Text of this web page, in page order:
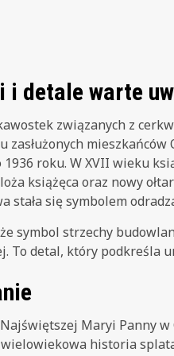
i detale warte
związanych z
zasłużonych
1936 roku. W XVII wieku
książęca oraz nowy
stała się symbolem
symbol strzechy
To detal, który podkreśla
Maryi Panny w
historia